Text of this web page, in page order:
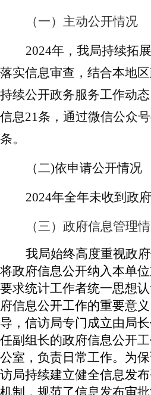
（一）主动公开情况
2024年，我局持续拓
落实信息审查 ， 结合本地
持续公开政务服务工作动态
信息21条，通过微信公众
条。
（二)依申请公开情况
2024年全年未收到政
（三）政府信息管理
我局始终高度重视政
将政府信息公开纳入本单
要求统计工作者统一思想
府信息公开工作的重要意
导，信访局专门成立由局
任副组长的政府信息公开
公室，负责日常工作。为
访局持续建立健全信息发
机制，规范了信息发布审